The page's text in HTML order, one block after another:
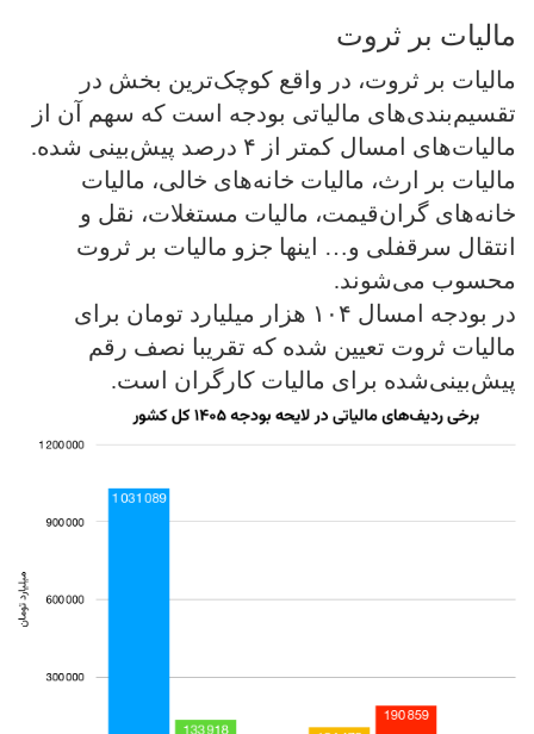
مالیات بر ثروت
مالیات بر ثروت، در واقع کوچک‌ترین بخش در
تقسیم‌بندی‌های مالیاتی بودجه است که سهم آن از
مالیات‌های امسال کمتر از ۴ درصد پیش‌بینی شده.
مالیات بر ارث، مالیات خانه‌های خالی، مالیات
خانه‌های گران‌قیمت، مالیات‌ مستغلات، نقل و
انتقال سرقفلی و… اینها جزو مالیات بر ثروت
محسوب می‌شوند.
در بودجه امسال ۱۰۴ هزار میلیارد تومان برای
مالیات ثروت تعیین شده که تقریبا نصف رقم
پیش‌بینی‌شده برای مالیات کارگران است.